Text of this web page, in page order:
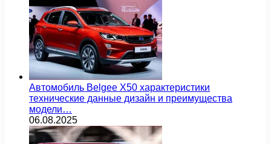
Автомобиль Belgee X50 характеристики
технические данные дизайн и преимущества
модели…
06.08.2025